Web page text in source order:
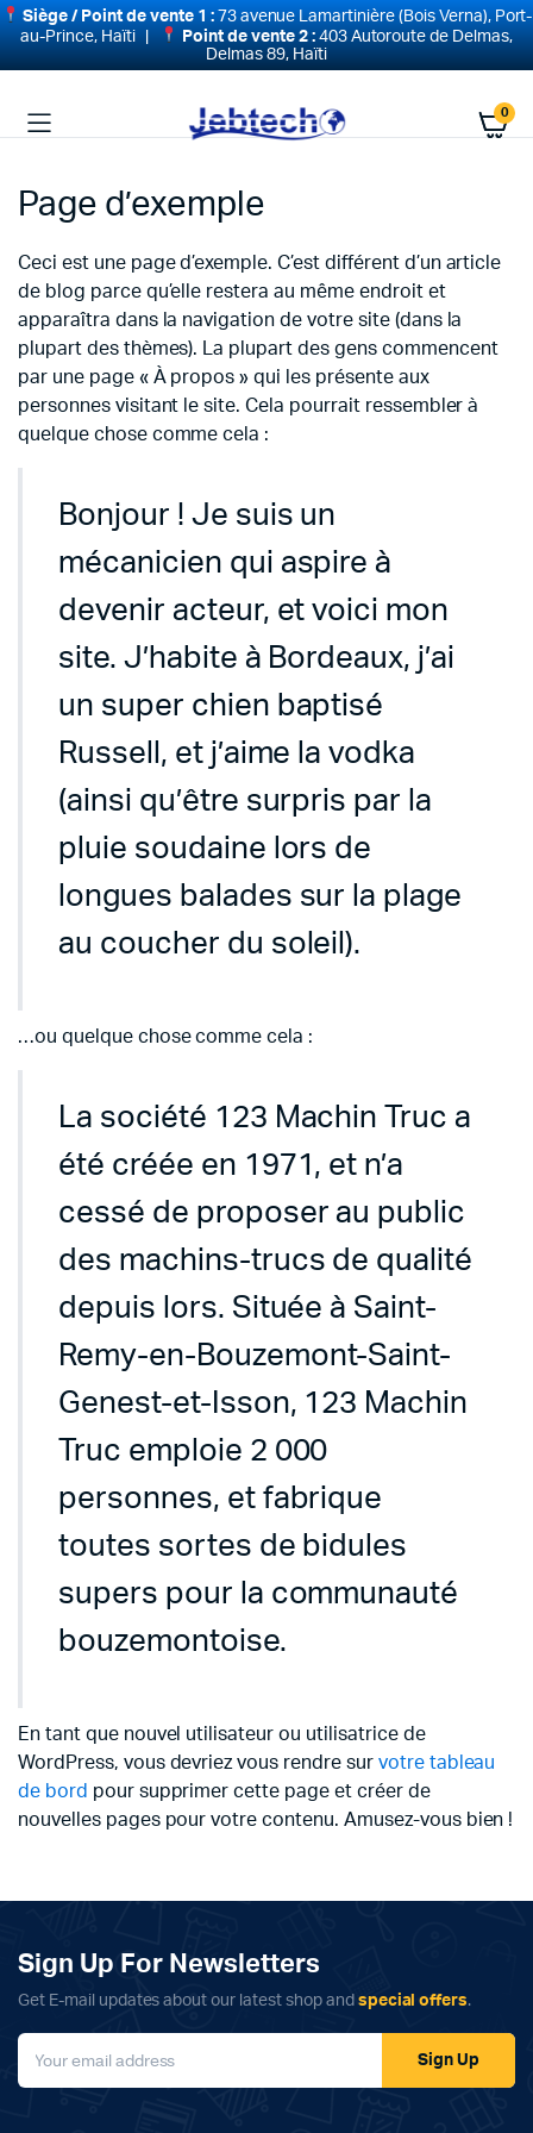
Siège / Point de vente 1 :73 avenue Lamartinière (Bois Verna), Port-
au-Prince, Haïti |
Point de vente 2 :403 Autoroute de Delmas,
Delmas 89, Haïti
0
Page d’exemple
Ceci est une page d’exemple. C’est différent d’un article
de blog parce qu’elle restera au même endroit et
apparaîtra dans la navigation de votre site (dans la
plupart des thèmes). La plupart des gens commencent
par une page « À propos » qui les présente aux
personnes visitant le site. Cela pourrait ressembler à
quelque chose comme cela :
Bonjour ! Je suis un
mécanicien qui aspire à
devenir acteur, et voici mon
site. J’habite à Bordeaux, j’ai
un super chien baptisé
Russell, et j’aime la vodka
(ainsi qu’être surpris par la
pluie soudaine lors de
longues balades sur la plage
au coucher du soleil).
…ou quelque chose comme cela :
La société 123 Machin Truc a
été créée en 1971, et n’a
cessé de proposer au public
des machins-trucs de qualité
depuis lors. Située à Saint-
Remy-en-Bouzemont-Saint-
Genest-et-Isson, 123 Machin
Truc emploie 2 000
personnes, et fabrique
toutes sortes de bidules
supers pour la communauté
bouzemontoise.
En tant que nouvel utilisateur ou utilisatrice de
WordPress, vous devriez vous rendre sur votre tableau
de bord pour supprimer cette page et créer de
nouvelles pages pour votre contenu. Amusez-vous bien !
Sign Up For Newsletters
Get E-mail updates about our latest shop and special offers.
Sign Up